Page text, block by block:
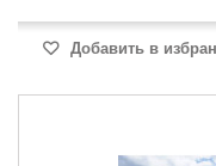
Добавить в